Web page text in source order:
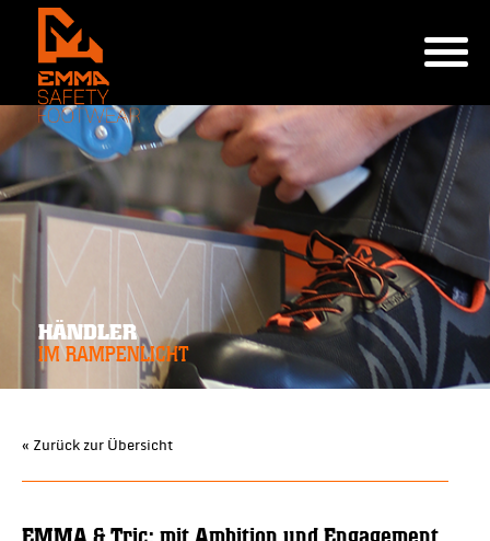
HÄNDLER
IM RAMPENLICHT
« Zurück zur Übersicht
EMMA & Tric: mit Ambition und Engagement